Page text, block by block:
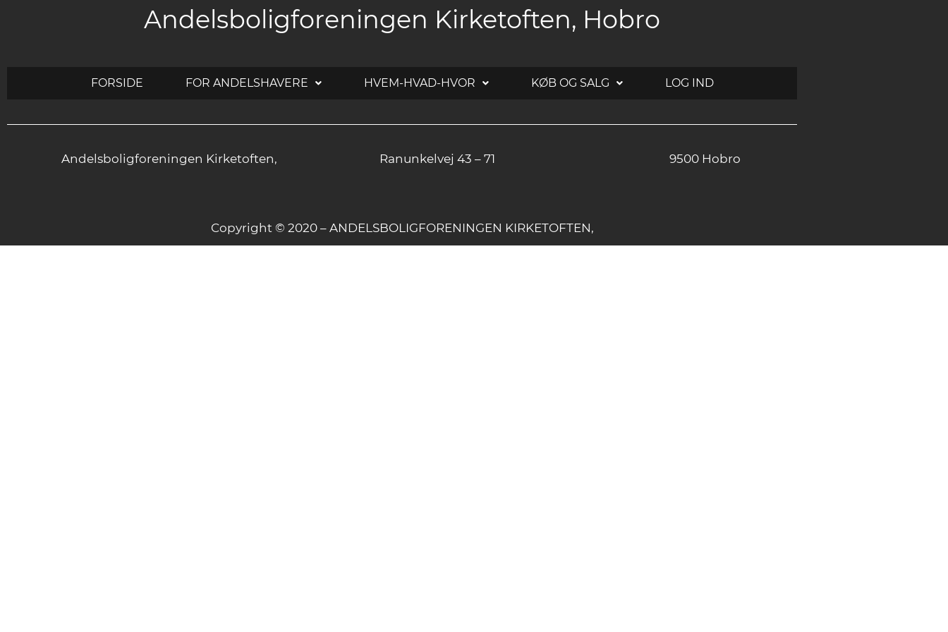
Andelsboligforeningen Kirketoften, Hobro
FORSIDE FOR ANDELSHAVERE HVEM-HVAD-HVOR KØB OG SALG LOG IND
Andelsboligforeningen Kirketoften, Ranunkelvej 43 – 71 9500 Hobro
Copyright © 2020 – ANDELSBOLIGFORENINGEN KIRKETOFTEN,